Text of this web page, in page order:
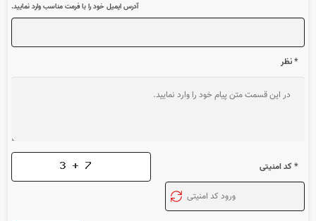
آدرس ایمیل خود را با فرمت مناسب وارد نمایید.
* نظر
* کد امنیتی